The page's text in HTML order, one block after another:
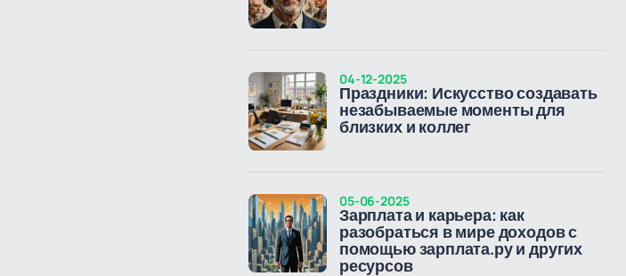
Праздники: Искусство создавать
незабываемые моменты для
близких и коллег
04-12-2025
Зарплата и карьера: как
разобраться в мире доходов с
помощью зарплата.ру и других
ресурсов
05-06-2025